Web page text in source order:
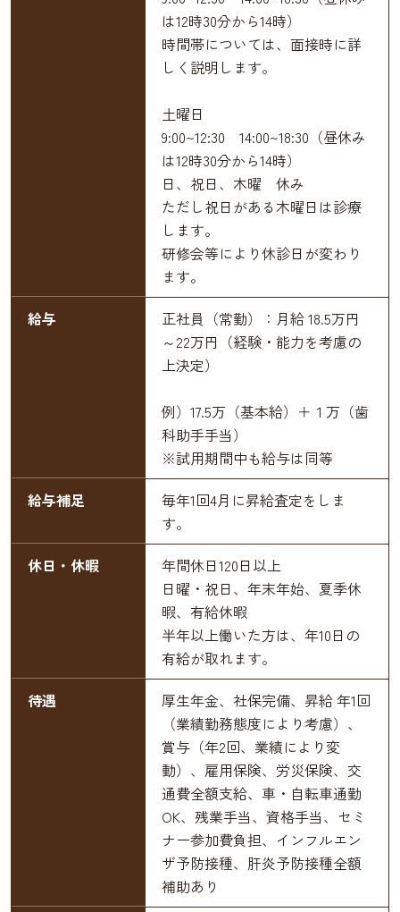
は12時30分から14時）
時間帯については、面接時に詳
しく説明します。
土曜日
9:00~12:30 14:00~18:30（昼休み
は12時30分から14時）
日、祝日、木曜 休み
ただし祝日がある木曜日は診療
します。
研修会等により休診日が変わり
ます。
給与
正社員（常勤）：月給 18.5万円
～22万円（経験・能力を考慮の
上決定）
例）17.5万（基本給）＋１万（歯
科助手手当）
※試用期間中も給与は同等
給与補足
毎年1回4月に昇給査定をしま
す。
休日・休暇
年間休日120日以上
日曜・祝日、年末年始、夏季休
暇、有給休暇
半年以上働いた方は、年10日の
有給が取れます。
待遇
厚生年金、社保完備、昇給 年1回
（業績勤務態度により考慮）、
賞与（年2回、業績により変
動）、雇用保険、労災保険、交
通費全額支給、車・自転車通勤
OK、残業手当、資格手当、セミ
ナー参加費負担、インフルエン
ザ予防接種、肝炎予防接種全額
補助あり